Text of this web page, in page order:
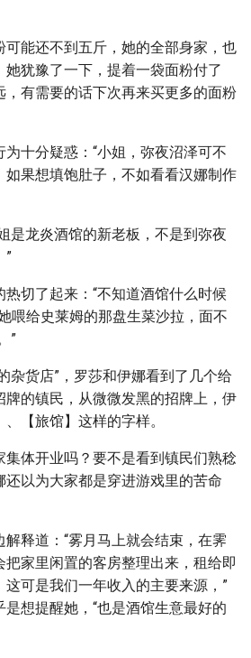
可能还不到五斤，她的全部身家，也
她犹豫了一下，提着一袋面粉付了
，有需要的话下次再来买更多的面粉
为十分疑惑：“小姐，弥夜沼泽可不
如果想填饱肚子，不如看看汉娜制作
是龙炎酒馆的新老板，不是到弥夜
”
热切了起来：“不知道酒馆什么时候
喂给史莱姆的那盘生菜沙拉，面不
”
杂货店”，罗莎和伊娜看到了几个给
牌的镇民，从微微发黑的招牌上，伊
【旅馆】这样的字样。
集体开业吗？要不是看到镇民们熟稔
以为大家都是穿进游戏里的苦命
释道：“雾月马上就会结束，在霁
把家里闲置的客房整理出来，租给即
可是我们一年收入的主要来源，”
想提醒她，“也是酒馆生意最好的